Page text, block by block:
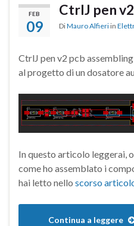
FEB
09
CtrlJ pen
DiMauro Alfieri in
CtrlJ pen v2 pcb
al progetto di un dosatore
In questo articolo leggerai,
come ho assemblato i
hai letto nello scorso
Continua a leggere